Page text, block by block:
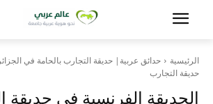
الرئيسية حدائق عربية| حديقة التجارب بالحامة في الجزائر
حديقة التجارب
الحديقة الفرنسية في حديقة